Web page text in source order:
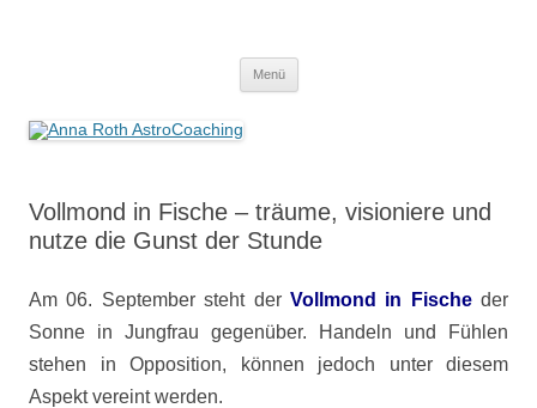
Menü
Vollmond in Fische – träume, visioniere und
nutze die Gunst der Stunde
Am 06. September steht der Vollmond in Fischeder
Sonne in Jungfrau gegenüber. Handeln und Fühlen
stehen in Opposition, können jedoch unter diesem
Aspekt vereint werden.